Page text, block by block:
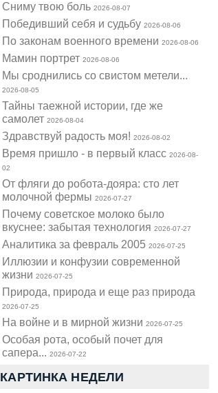
Cниму твою боль2026-08-07
Победивший себя и судьбу2026-08-06
По законам военного времени2026-08-06
Мамин портрет2026-08-06
Мы сроднились со свистом метели...
2026-08-05
Тайны таежной истории, где же
самолет2026-08-04
Здравствуй радость моя!2026-08-02
Время пришло - в первый класс2026-08-
02
От фляги до робота-дояра: сто лет
молочной фермы2026-07-27
Почему советское молоко было
вкуснее: забытая технология2026-07-27
Аналитика за февраль 20052026-07-25
Иллюзии и конфузии современной
жизни2026-07-25
Природа, природа и еще раз природа
2026-07-25
На войне и в мирной жизни2026-07-25
Особая рота, особый почет для
сапера...2026-07-22
КАРТИНКА НЕДЕЛИ